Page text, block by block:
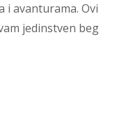
i avanturama. Ovi
jedinstven beg